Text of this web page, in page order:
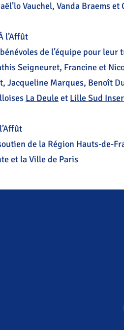
Vauchel, Vanda Braems
l’Affût
de l’équipe pour leur
Seigneuret, Francine et
Jacqueline Marques, Benoît
La Deule et Lille Sud
de la Région Hauts-de-
et la Ville de Paris